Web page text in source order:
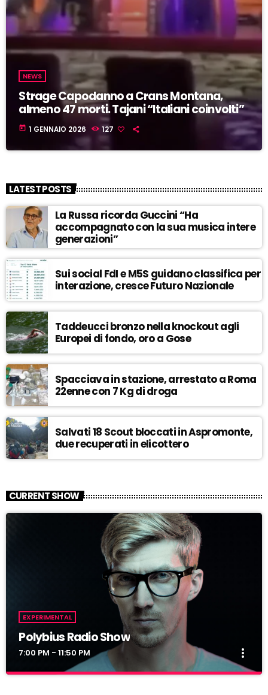
NEWS
Strage Capodanno a Crans Montana,
almeno 47 morti. Tajani “Italiani coinvolti”
today 1 GENNAIO 2026 127
LATEST POSTS
La Russa ricorda Guccini “Ha
accompagnato con la sua musica intere
generazioni”
Sui social FdI e M5S guidano classifica per
interazione, cresce Futuro Nazionale
Taddeucci bronzo nella knockout agli
Europei di fondo, oro a Gose
Spacciava in stazione, arrestato a Roma
22enne con 7 Kg di droga
Salvati 18 Scout bloccati in Aspromonte,
due recuperati in elicottero
CURRENT SHOW
EXPERIMENTAL
Polybius Radio Show
7:00 PM - 11:50 PM more_vert